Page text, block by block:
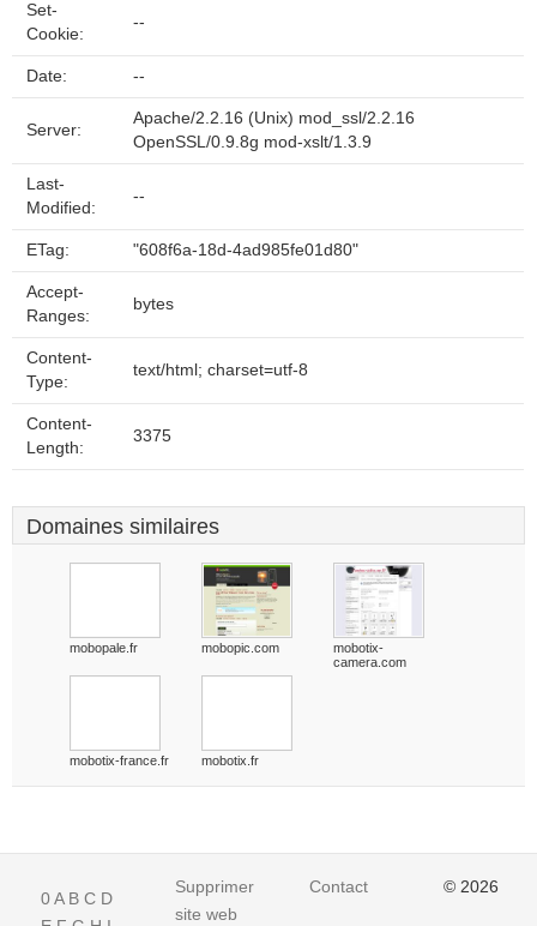
Set-
Cookie:
--
Date: --
Server:
Apache/2.2.16 (Unix) mod_ssl/2.2.16
OpenSSL/0.9.8g mod-xslt/1.3.9
Last-
Modified:
--
ETag: "608f6a-18d-4ad985fe01d80"
Accept-
Ranges:
bytes
Content-
Type:
text/html; charset=utf-8
Content-
Length:
3375
Domaines similaires
mobopale.fr mobopic.com
mobotix-
camera.com
mobotix-france.fr mobotix.fr
0A B C D
Supprimer
site web
Contact © 2026